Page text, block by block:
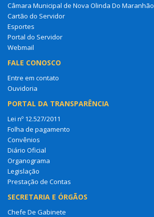
Câmara Municipal de Nova Olinda Do Maranhão
Cartão do Servidor
Esportes
Portal do Servidor
Webmail
FALE CONOSCO
Entre em contato
Ouvidoria
PORTAL DA TRANSPARÊNCIA
Lei nº 12.527/2011
Folha de pagamento
Convênios
Diário Oficial
Organograma
Legislação
Prestação de Contas
SECRETARIA E ÓRGÃOS
Chefe De Gabinete